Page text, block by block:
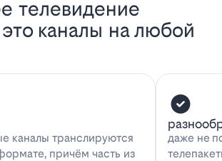
телевидение
каналы на любой
каналы транслируются
причём часть из
даже не